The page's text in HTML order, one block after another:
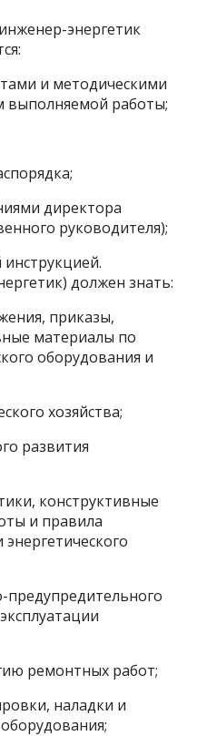
энергетик
и методическими
выполняемой работы;
директора
руководителя);
должен знать:
приказы,
материалы по
оборудования и
хозяйства;
развития
конструктивные
и правила
предупредительного
ремонтных работ;
наладки и